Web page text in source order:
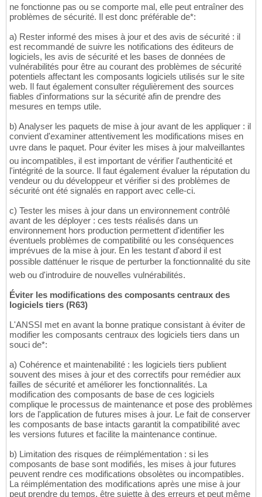
ne fonctionne pas ou se comporte mal, elle peut entraîner des
problèmes de sécurité. Il est donc préférable de*:
a) Rester informé des mises à jour et des avis de sécurité : il
est recommandé de suivre les notifications des éditeurs de
logiciels, les avis de sécurité et les bases de données de
vulnérabilités pour être au courant des problèmes de sécurité
potentiels affectant les composants logiciels utilisés sur le site
web. Il faut également consulter régulièrement des sources
fiables d'informations sur la sécurité afin de prendre des
mesures en temps utile.
b) Analyser les paquets de mise à jour avant de les appliquer : il
convient d'examiner attentivement les modifications mises en
uvre dans le paquet. Pour éviter les mises à jour malveillantes
ou incompatibles, il est important de vérifier l'authenticité et
l'intégrité de la source. Il faut également évaluer la réputation du
vendeur ou du développeur et vérifier si des problèmes de
sécurité ont été signalés en rapport avec celle-ci.
c) Tester les mises à jour dans un environnement contrôlé
avant de les déployer : ces tests réalisés dans un
environnement hors production permettent d'identifier les
éventuels problèmes de compatibilité ou les conséquences
imprévues de la mise à jour. En les testant d'abord il est
possible datténuer le risque de perturber la fonctionnalité du site
web ou d'introduire de nouvelles vulnérabilités.
Éviter les modifications des composants centraux des
logiciels tiers (R63)
L'ANSSI met en avant la bonne pratique consistant à éviter de
modifier les composants centraux des logiciels tiers dans un
souci de*:
a) Cohérence et maintenabilité : les logiciels tiers publient
souvent des mises à jour et des correctifs pour remédier aux
failles de sécurité et améliorer les fonctionnalités. La
modification des composants de base de ces logiciels
complique le processus de maintenance et pose des problèmes
lors de l'application de futures mises à jour. Le fait de conserver
les composants de base intacts garantit la compatibilité avec
les versions futures et facilite la maintenance continue.
b) Limitation des risques de réimplémentation : si les
composants de base sont modifiés, les mises à jour futures
peuvent rendre ces modifications obsolètes ou incompatibles.
La réimplémentation des modifications après une mise à jour
peut prendre du temps, être sujette à des erreurs et peut même